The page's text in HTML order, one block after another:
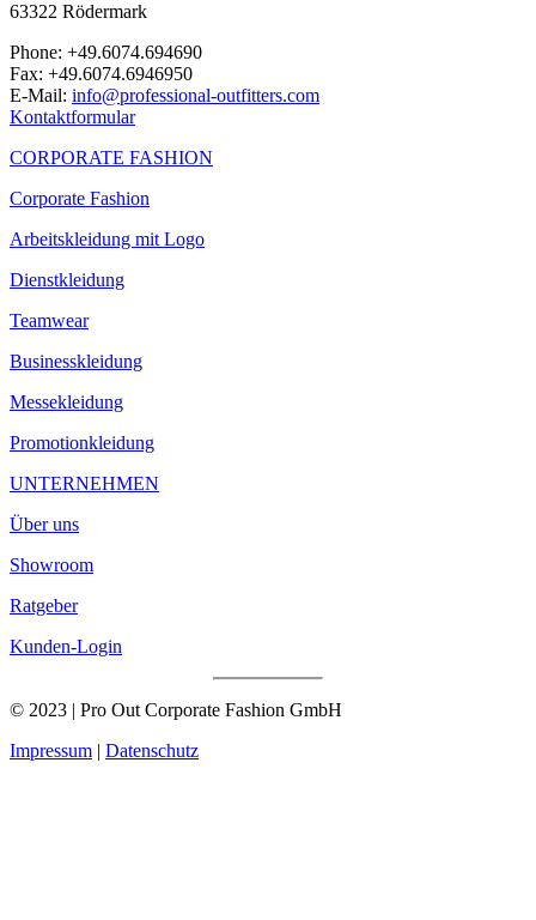
63322 Rödermark
Phone: +49.6074.694690
Fax: +49.6074.6946950
E-Mail: info@professional-outfitters.com
Kontaktformular
CORPORATE FASHION
Corporate Fashion
Arbeitskleidung mit Logo
Dienstkleidung
Teamwear
Businesskleidung
Messekleidung
Promotionkleidung
UNTERNEHMEN
Über uns
Showroom
Ratgeber
Kunden-Login
© 2023 | Pro Out Corporate Fashion GmbH
Impressum | Datenschutz